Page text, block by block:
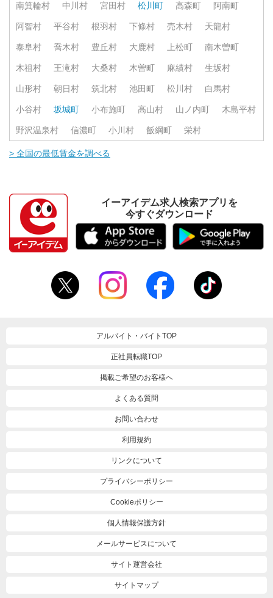
南箕輪村 中川村 宮田村 松川町 高森町 阿南町
阿智村 平谷村 根羽村 下條村 売木村 天龍村
泰阜村 喬木村 豊丘村 大鹿村 上松町 南木曽町
木祖村 王滝村 大桑村 木曽町 麻績村 生坂村
山形村 朝日村 筑北村 池田町 松川村 白馬村
小谷村 坂城町 小布施町 高山村 山ノ内町 木島平村
野沢温泉村 信濃町 小川村 飯綱町 栄村
> 全国の最低賃金を調べる
イーアイデム求人検索アプリを
今すぐダウンロード
アルバイト・バイトTOP
正社員転職TOP
掲載ご希望のお客様へ
よくある質問
お問い合わせ
利用規約
リンクについて
プライバシーポリシー
Cookieポリシー
個人情報保護方針
メールサービスについて
サイト運営会社
サイトマップ